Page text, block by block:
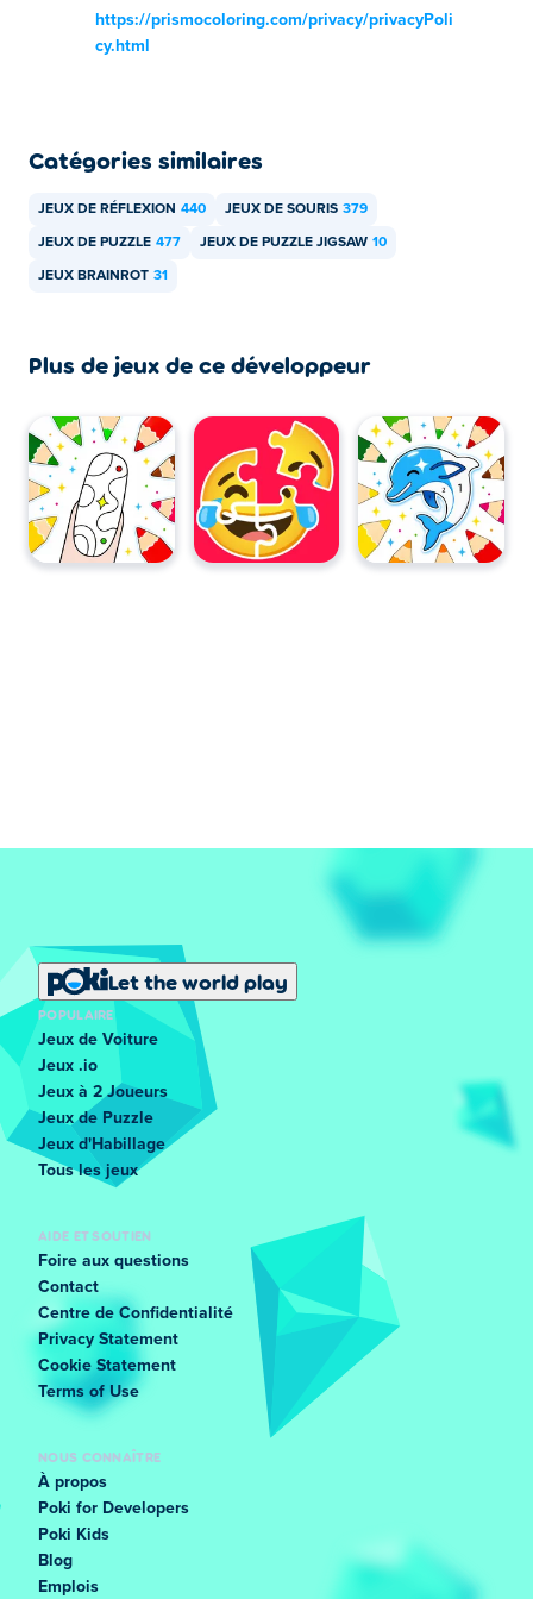
https://prismocoloring.com/privacy/privacyPoli
cy.html
Catégories similaires
JEUX DE RÉFLEXION 440 JEUX DE SOURIS 379
JEUX DE PUZZLE 477 JEUX DE PUZZLE JIGSAW 10
JEUX BRAINROT 31
Plus de jeux de ce développeur
Let the world play
POPULAIRE
Jeux de Voiture
Jeux .io
Jeux à 2 Joueurs
Jeux de Puzzle
Jeux d'Habillage
Tous les jeux
AIDE ET SOUTIEN
Foire aux questions
Contact
Centre de Confidentialité
Privacy Statement
Cookie Statement
Terms of Use
NOUS CONNAÎTRE
À propos
Poki for Developers
Poki Kids
Blog
Emplois